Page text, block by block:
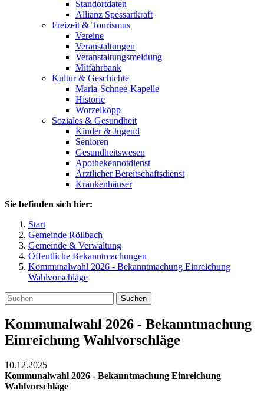
Standortdaten
Allianz Spessartkraft
Freizeit & Tourismus
Vereine
Veranstaltungen
Veranstaltungsmeldung
Mitfahrbank
Kultur & Geschichte
Maria-Schnee-Kapelle
Historie
Worzelköpp
Soziales & Gesundheit
Kinder & Jugend
Senioren
Gesundheitswesen
Apothekennotdienst
Ärztlicher Bereitschaftsdienst
Krankenhäuser
Sie befinden sich hier:
Start
Gemeinde Röllbach
Gemeinde & Verwaltung
Öffentliche Bekanntmachungen
Kommunalwahl 2026 - Bekanntmachung Einreichung
Wahlvorschläge
Suchen
Kommunalwahl 2026 - Bekanntmachung
Einreichung Wahlvorschläge
10.12.2025
Kommunalwahl 2026 - Bekanntmachung Einreichung
Wahlvorschläge